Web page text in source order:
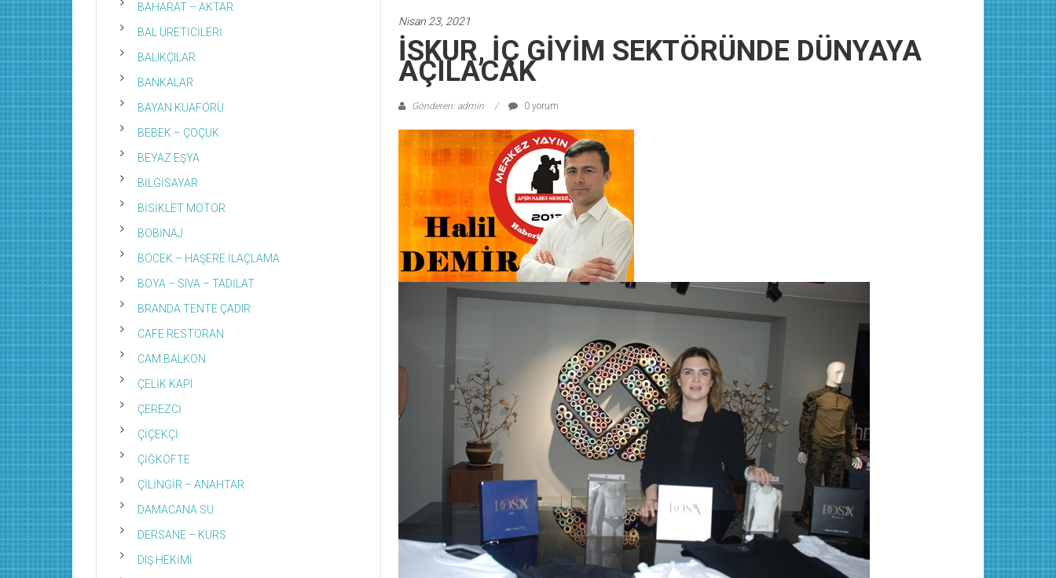
Nisan 23, 2021
İSKUR, İÇ GİYİM SEKTÖRÜNDE DÜNYAYA
AÇILACAK
Gönderen: admin 0 yorum
BAHARAT – AKTAR
BAL ÜRETİCİLERİ
BALIKÇILAR
BANKALAR
BAYAN KUAFÖRÜ
BEBEK – ÇOÇUK
BEYAZ EŞYA
BİLGİSAYAR
BİSİKLET MOTOR
BOBİNAJ
BÖCEK – HAŞERE İLAÇLAMA
BOYA – SIVA – TADİLAT
BRANDA TENTE ÇADIR
CAFE RESTORAN
CAM BALKON
ÇELİK KAPI
ÇEREZCİ
ÇİÇEKÇİ
ÇİĞKÖFTE
ÇİLİNGİR – ANAHTAR
DAMACANA SU
DERSANE – KURS
DIŞ HEKİMİ